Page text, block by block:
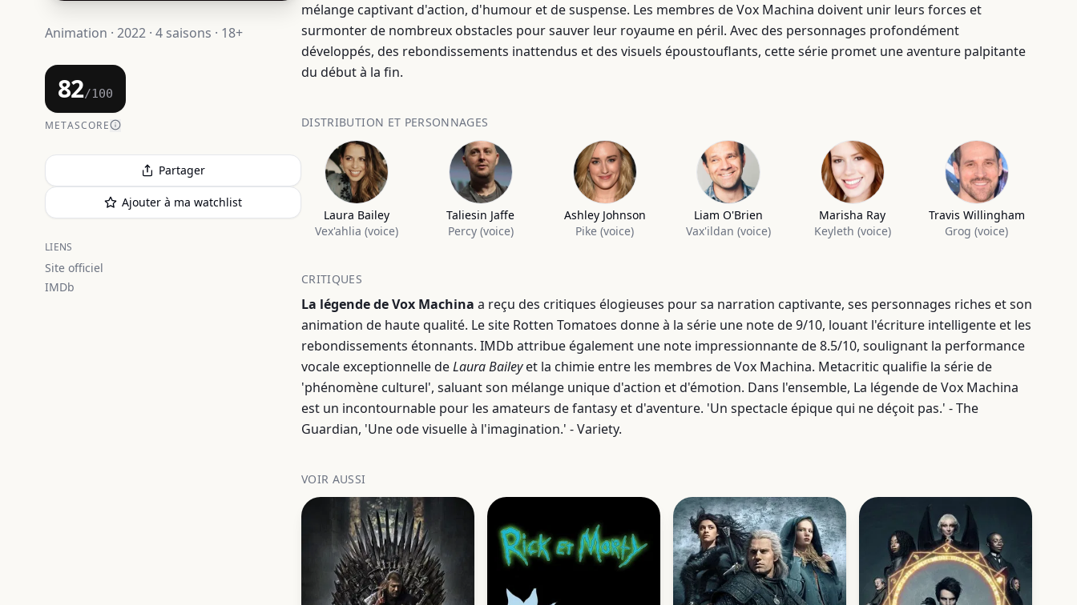
Animation · 2022 · 4 saisons · 18+
82/100
METASCORE
Partager
Ajouter à ma watchlist
LIENS
Site officiel
IMDb
mélange captivant d'action, d'humour et de suspense. Les membres de Vox Machina doivent unir leurs forces et
surmonter de nombreux obstacles pour sauver leur royaume en péril. Avec des personnages profondément
développés, des rebondissements inattendus et des visuels époustouflants, cette série promet une aventure palpitante
du début à la fin.
DISTRIBUTION ET PERSONNAGES
Laura Bailey
Vex'ahlia (voice)
Taliesin Jaffe
Percy (voice)
Ashley Johnson
Pike (voice)
Liam O'Brien
Vax'ildan (voice)
Marisha Ray
Keyleth (voice)
Travis Willingham
Grog (voice)
CRITIQUES
La légende de Vox Machina a reçu des critiques élogieuses pour sa narration captivante, ses personnages riches et son
animation de haute qualité. Le site Rotten Tomatoes donne à la série une note de 9/10, louant l'écriture intelligente et les
rebondissements étonnants. IMDb attribue également une note impressionnante de 8.5/10, soulignant la performance
vocale exceptionnelle deLaura Baileyet la chimie entre les membres de Vox Machina. Metacritic qualifie la série de
'phénomène culturel', saluant son mélange unique d'action et d'émotion. Dans l'ensemble, La légende de Vox Machina
est un incontournable pour les amateurs de fantasy et d'aventure. 'Un spectacle épique qui ne déçoit pas.' - The
Guardian, 'Une ode visuelle à l'imagination.' - Variety.
VOIR AUSSI